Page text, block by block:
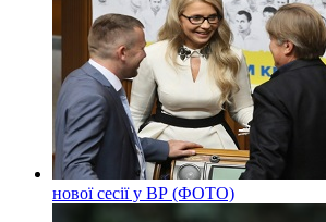
нової сесії у ВР (ФОТО)